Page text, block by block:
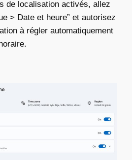
de localisation activés, allez
> Date et heure” et autorisez
à régler automatiquement